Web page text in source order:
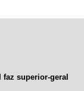
faz superior-geral